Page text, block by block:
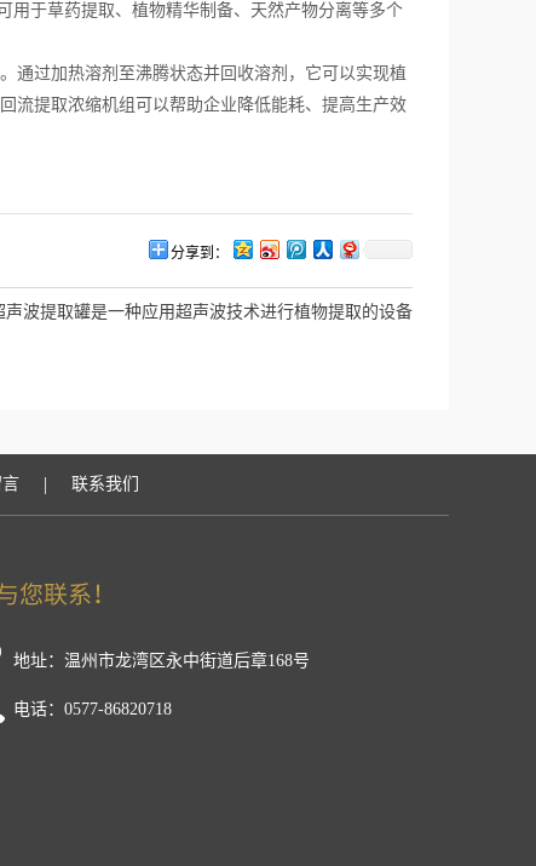
于草药提取、植物精华制备、天然产物分离等多个
过加热溶剂至沸腾状态并回收溶剂，它可以实现植
流提取浓缩机组可以帮助企业降低能耗、提高生产效
分享到：
声波提取罐是一种应用超声波技术进行植物提取的设备
| 联系我们
地址：温州市龙湾区永中街道后章168号
电话：0577-86820718